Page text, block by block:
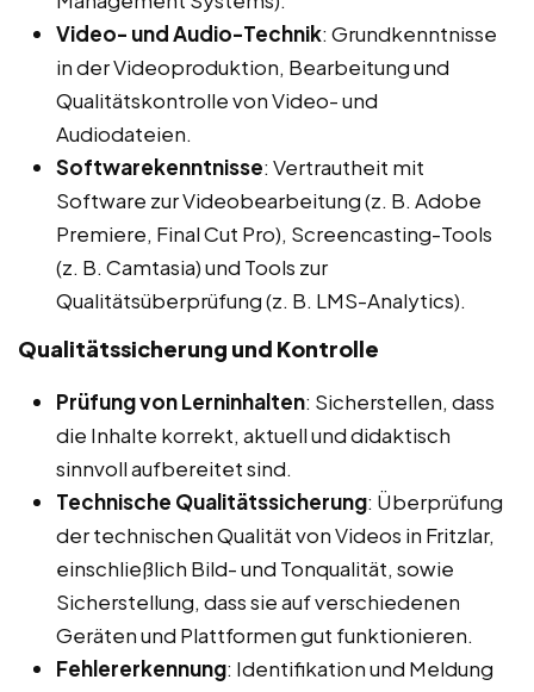
Video- und Audio-Technik: Grundkenntnisse
in der Videoproduktion, Bearbeitung und
Qualitätskontrolle von Video- und
Audiodateien.
Softwarekenntnisse: Vertrautheit mit
Software zur Videobearbeitung (z. B. Adobe
Premiere, Final Cut Pro), Screencasting-Tools
(z. B. Camtasia) und Tools zur
Qualitätsüberprüfung (z. B. LMS-Analytics).
Qualitätssicherung und Kontrolle
Prüfung von Lerninhalten: Sicherstellen, dass
die Inhalte korrekt, aktuell und didaktisch
sinnvoll aufbereitet sind.
Technische Qualitätssicherung: Überprüfung
der technischen Qualität von Videos in Fritzlar,
einschließlich Bild- und Tonqualität, sowie
Sicherstellung, dass sie auf verschiedenen
Geräten und Plattformen gut funktionieren.
Fehlererkennung: Identifikation und Meldung